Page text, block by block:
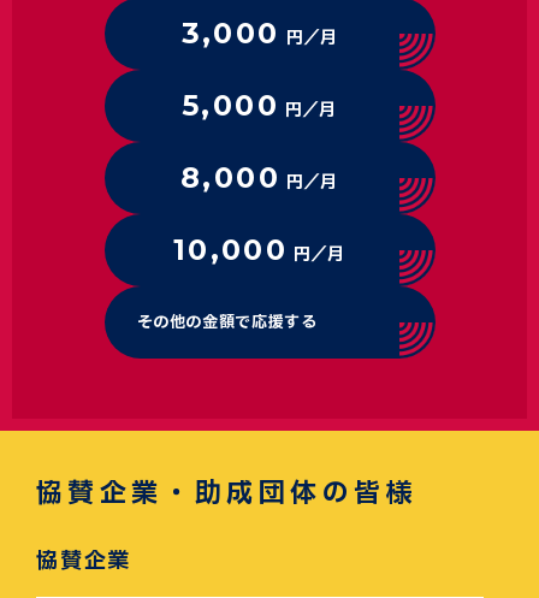
3,000 円／月
5,000 円／月
8,000 円／月
10,000 円／月
その他の金額で応援する
協賛企業・助成団体の皆様
協賛企業